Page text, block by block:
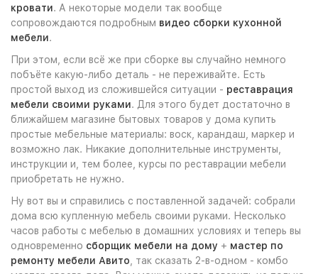
кровати. А некоторые модели так вообще
сопровождаются подробным видео сборки кухонной
мебели.
При этом, если всё же при сборке вы случайно немного
побъёте какую-либо деталь - не переживайте. Есть
простой выход из сложившейся ситуации - реставрация
мебели своими руками. Для этого будет достаточно в
ближайшем магазине бытовых товаров у дома купить
простые мебельные материалы: воск, карандаш, маркер и
возможно лак. Никакие дополнительные инструменты,
инструкции и, тем более, курсы по реставрации мебели
приобретать не нужно.
Ну вот вы и справились с поставленной задачей: собрали
дома всю купленную мебель своими руками. Несколько
часов работы с мебелью в домашних условиях и теперь вы
одновременно сборщик мебели на дому + мастер по
ремонту мебели Авито , так сказать 2-в-одном - комбо